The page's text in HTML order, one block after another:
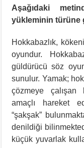
Aşağıdaki
yükleminin türüne
Hokkabazlık,
oyundur.
güldürücü söz
sunulur. Yamak;
çözmeye
amaçlı hareket
“şakşak”
denildiği
küçük yuvarlak